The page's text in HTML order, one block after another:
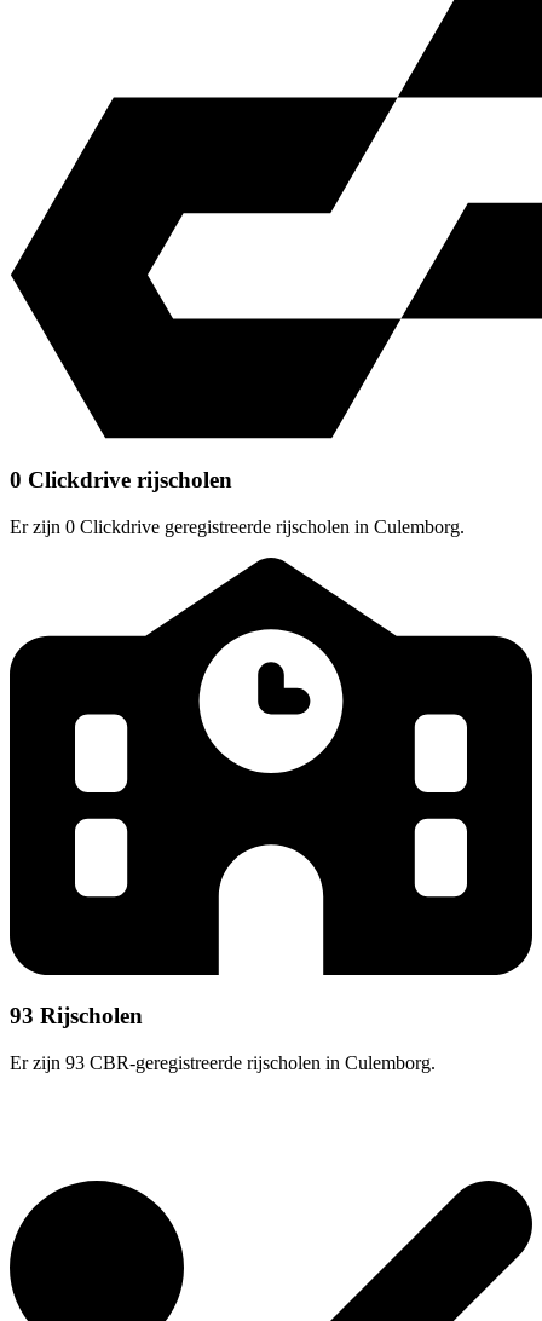
0 Clickdrive rijscholen
Er zijn 0 Clickdrive geregistreerde rijscholen in Culemborg.
93 Rijscholen
Er zijn 93 CBR-geregistreerde rijscholen in Culemborg.